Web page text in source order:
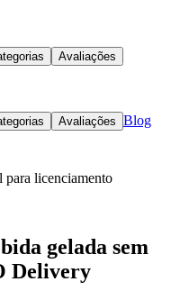
Avaliações
Avaliações Blog
para licenciamento
gelada sem
Delivery